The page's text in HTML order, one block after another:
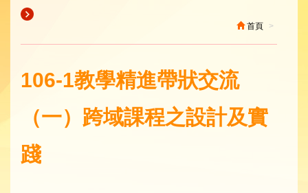
首頁
106-1教學精進帶狀交流
（一）跨域課程之設計及實
踐